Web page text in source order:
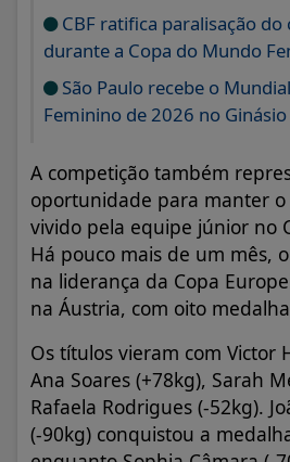
CBF ratifica paralisação do
durante a Copa do Mundo
São Paulo recebe o
Feminino de 2026 no
A competição também
oportunidade para manter
vivido pela equipe júnior no
Há pouco mais de um mês,
na liderança da Copa
na Áustria, com oito
Os títulos vieram com Victor
Ana Soares (+78kg), Sarah
Rafaela Rodrigues (-52kg).
(-90kg) conquistou a